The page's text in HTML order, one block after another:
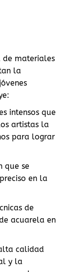
de materiales
la
intensos que
artistas la
para lograr
que se
en la
de
acuarela en
calidad
y la